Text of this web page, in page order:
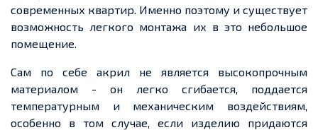
современных квартир. Именно поэтому и существует
возможность легкого монтажа их в это небольшое
помещение.
Сам по себе акрил не является высокопрочным
материалом - он легко сгибается, поддается
температурным и механическим воздействиям,
особенно в том случае, если изделию придаются